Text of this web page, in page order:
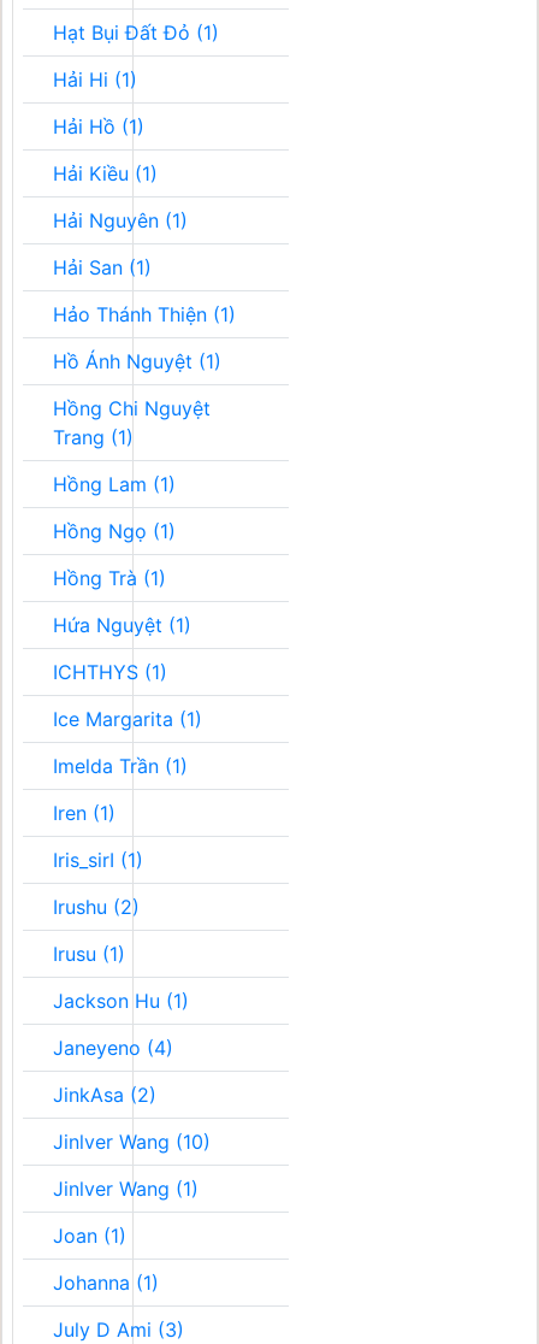
Hạt Bụi Đất Đỏ (1)
Hải Hi (1)
Hải Hồ (1)
Hải Kiều (1)
Hải Nguyên (1)
Hải San (1)
Hảo Thánh Thiện (1)
Hồ Ánh Nguyệt (1)
Hồng Chi Nguyệt
Trang (1)
Hồng Lam (1)
Hồng Ngọ (1)
Hồng Trà (1)
Hứa Nguyệt (1)
ICHTHYS (1)
Ice Margarita (1)
Imelda Trần (1)
Iren (1)
Iris_sirI (1)
Irushu (2)
Irusu (1)
Jackson Hu (1)
Janeyeno (4)
JinkAsa (2)
Jinlver Wang (10)
Jinlver Wang (1)
Joan (1)
Johanna (1)
July D Ami (3)